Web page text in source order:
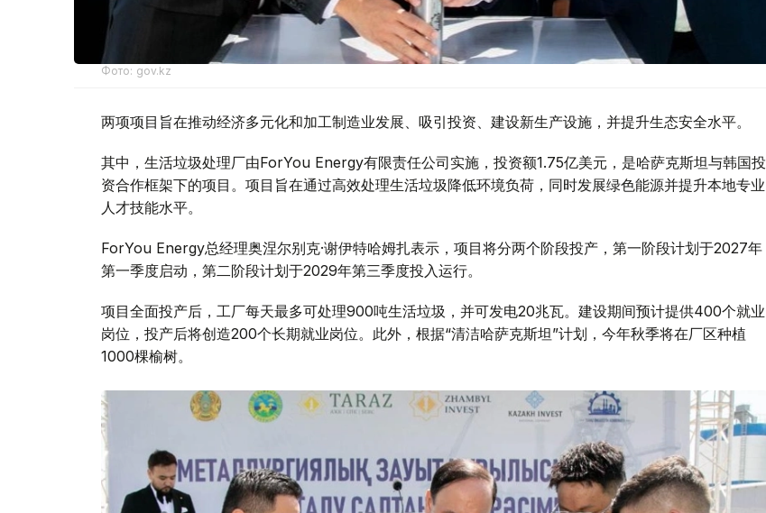
Фото: gov.kz
两项项目旨在推动经济多元化和加工制造业发展、吸引投资、建设新生产设施，并提升生态安全水平。
其中，生活垃圾处理厂由ForYou Energy有限责任公司实施，投资额1.75亿美元，是哈萨克斯坦与韩国投
资合作框架下的项目。项目旨在通过高效处理生活垃圾降低环境负荷，同时发展绿色能源并提升本地专业
人才技能水平。
ForYou Energy总经理奥涅尔别克·谢伊特哈姆扎表示，项目将分两个阶段投产，第一阶段计划于2027年
第一季度启动，第二阶段计划于2029年第三季度投入运行。
项目全面投产后，工厂每天最多可处理900吨生活垃圾，并可发电20兆瓦。建设期间预计提供400个就业
岗位，投产后将创造200个长期就业岗位。此外，根据“清洁哈萨克斯坦”计划，今年秋季将在厂区种植
1000棵榆树。